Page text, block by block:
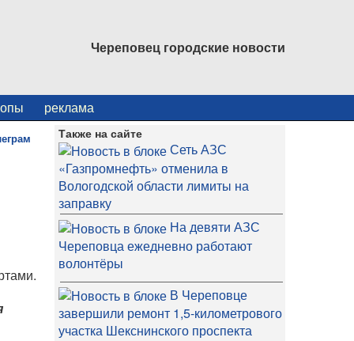
Череповец городские новости
реклама
Также на сайте
Сеть АЗС
«Газпромнефть» отменила в
Вологодской области лимиты на
заправку
На девяти АЗС
Череповца ежедневно работают
волонтёры
В Череповце
завершили ремонт 1,5-километрового
участка Шекснинского проспекта